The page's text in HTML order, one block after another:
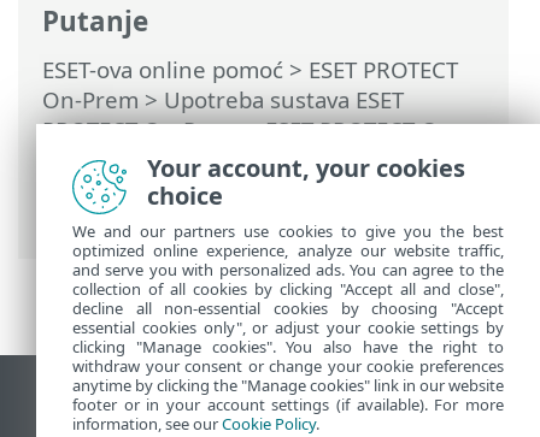
Putanje
ESET-ova online pomoć > ESET PROTECT
On-Prem>Upotreba sustava ESET
PROTECT On-Prem>ESET PROTECT On-
Prem Glavni izbornik>Zadaci>Zadaci
servera> Sinkronizacija statičke grupe
Način rada za sinkronizaciju – VMware
Prikaži stranicu za radnu površinu
Your account, your cookies
choice
We and our partners use cookies to give you the best
optimized online experience, analyze our website traffic,
and serve you with personalized ads. You can agree to the
collection of all cookies by clicking "Accept all and close",
decline all non-essential cookies by choosing "Accept
essential cookies only", or adjust your cookie settings by
clicking "Manage cookies". You also have the right to
withdraw your consent or change your cookie preferences
anytime by clicking the "Manage cookies" link in our website
footer or in your account settings (if available). For more
information, see ourCookie Policy.